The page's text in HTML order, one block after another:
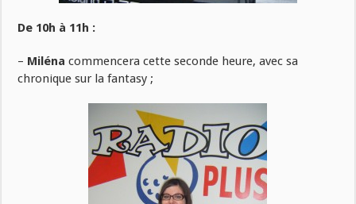
De 10h à 11h :
– Miléna commencera cette seconde heure, avec sa
chronique sur la fantasy ;